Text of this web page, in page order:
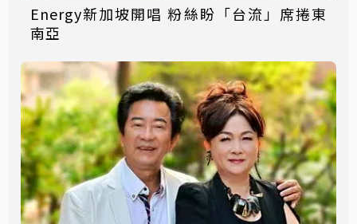
Energy新加坡開唱 粉絲盼「台流」席捲東
南亞